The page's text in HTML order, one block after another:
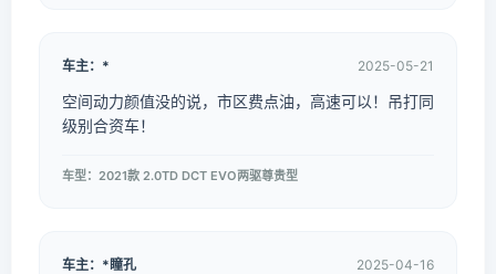
车主：* 2025-05-21
空间动力颜值没的说，市区费点油，高速可以！吊打同
级别合资车！
车型：2021款 2.0TD DCT EVO两驱尊贵型
车主：*瞳孔 2025-04-16